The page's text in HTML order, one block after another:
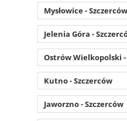
Mysłowice - Szczerców
Jelenia Góra -
Ostrów Wielkopolski -
Kutno - Szczerców
Jaworzno - Szczerców